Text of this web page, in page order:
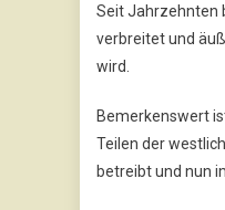
Seit Jahrzehnten
verbreitet und
wird.
Bemerkenswert
Teilen der
betreibt und nun